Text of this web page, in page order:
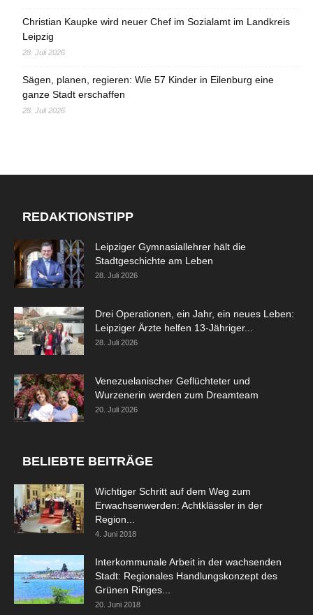
Christian Kaupke wird neuer Chef im Sozialamt im Landkreis
Leipzig
28. Juli 2026
Sägen, planen, regieren: Wie 57 Kinder in Eilenburg eine
ganze Stadt erschaffen
28. Juli 2026
REDAKTIONSTIPP
Leipziger Gymnasiallehrer hält die
Stadtgeschichte am Leben
28. Juli 2026
Drei Operationen, ein Jahr, ein neues Leben:
Leipziger Ärzte helfen 13-Jähriger...
28. Juli 2026
Venezuelanischer Geflüchteter und
Wurzenerin werden zum Dreamteam
20. Juli 2026
BELIEBTE BEITRÄGE
Wichtiger Schritt auf dem Weg zum
Erwachsenwerden: Achtklässler in der
Region...
4. Juni 2018
Interkommunale Arbeit in der wachsenden
Stadt: Regionales Handlungskonzept des
Grünen Ringes...
20. Juni 2018